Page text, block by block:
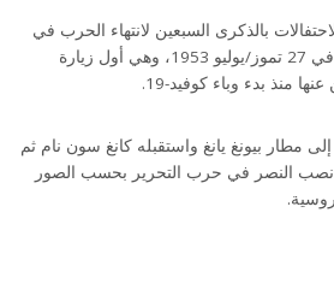
بالذكرى السبعين لانتهاء الحرب في
شبه الجزيرة الكورية بهدنة في 27 تموز/يوليو 1953، وهي أول زيارة
منذ بدء وباء كوفيد-19.
بيونغ يانغ واستقبله كانغ سون نام ثم
نصب النصر في حرب التحرير بحسب الصور